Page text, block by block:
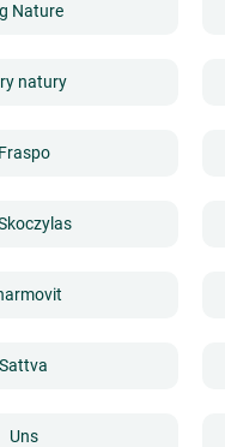
Nature
natury
Fraspo
Sattva
Uns